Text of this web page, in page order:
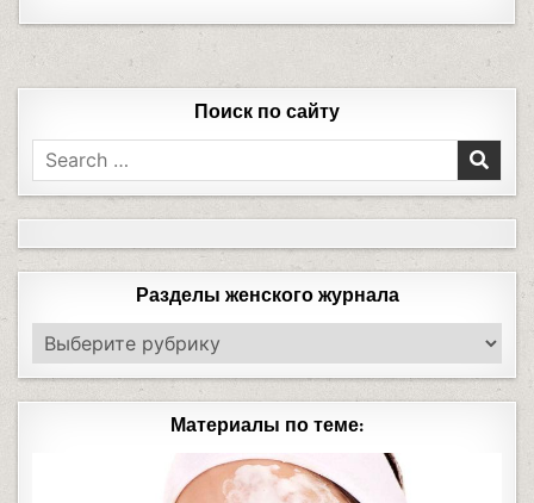
Поиск по сайту
Разделы женского журнала
Материалы по теме: